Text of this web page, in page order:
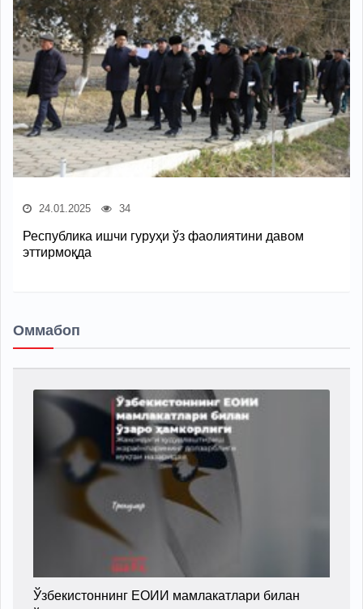
24.01.2025 34
Республика ишчи гуруҳи ўз фаолиятини давом
эттирмоқда
Оммабоп
Ўзбекистоннинг ЕОИИ мамлакатлари билан